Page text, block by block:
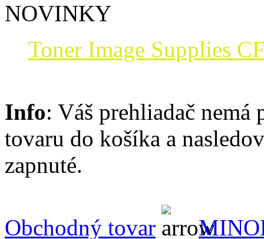
NOVINKY
Toner Image Supplies
Info: Váš prehliadač nemá
tovaru do košíka a
zapnuté.
Obchodný tovar